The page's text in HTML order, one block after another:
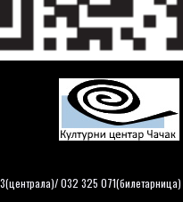
032 325 071(билетарница)